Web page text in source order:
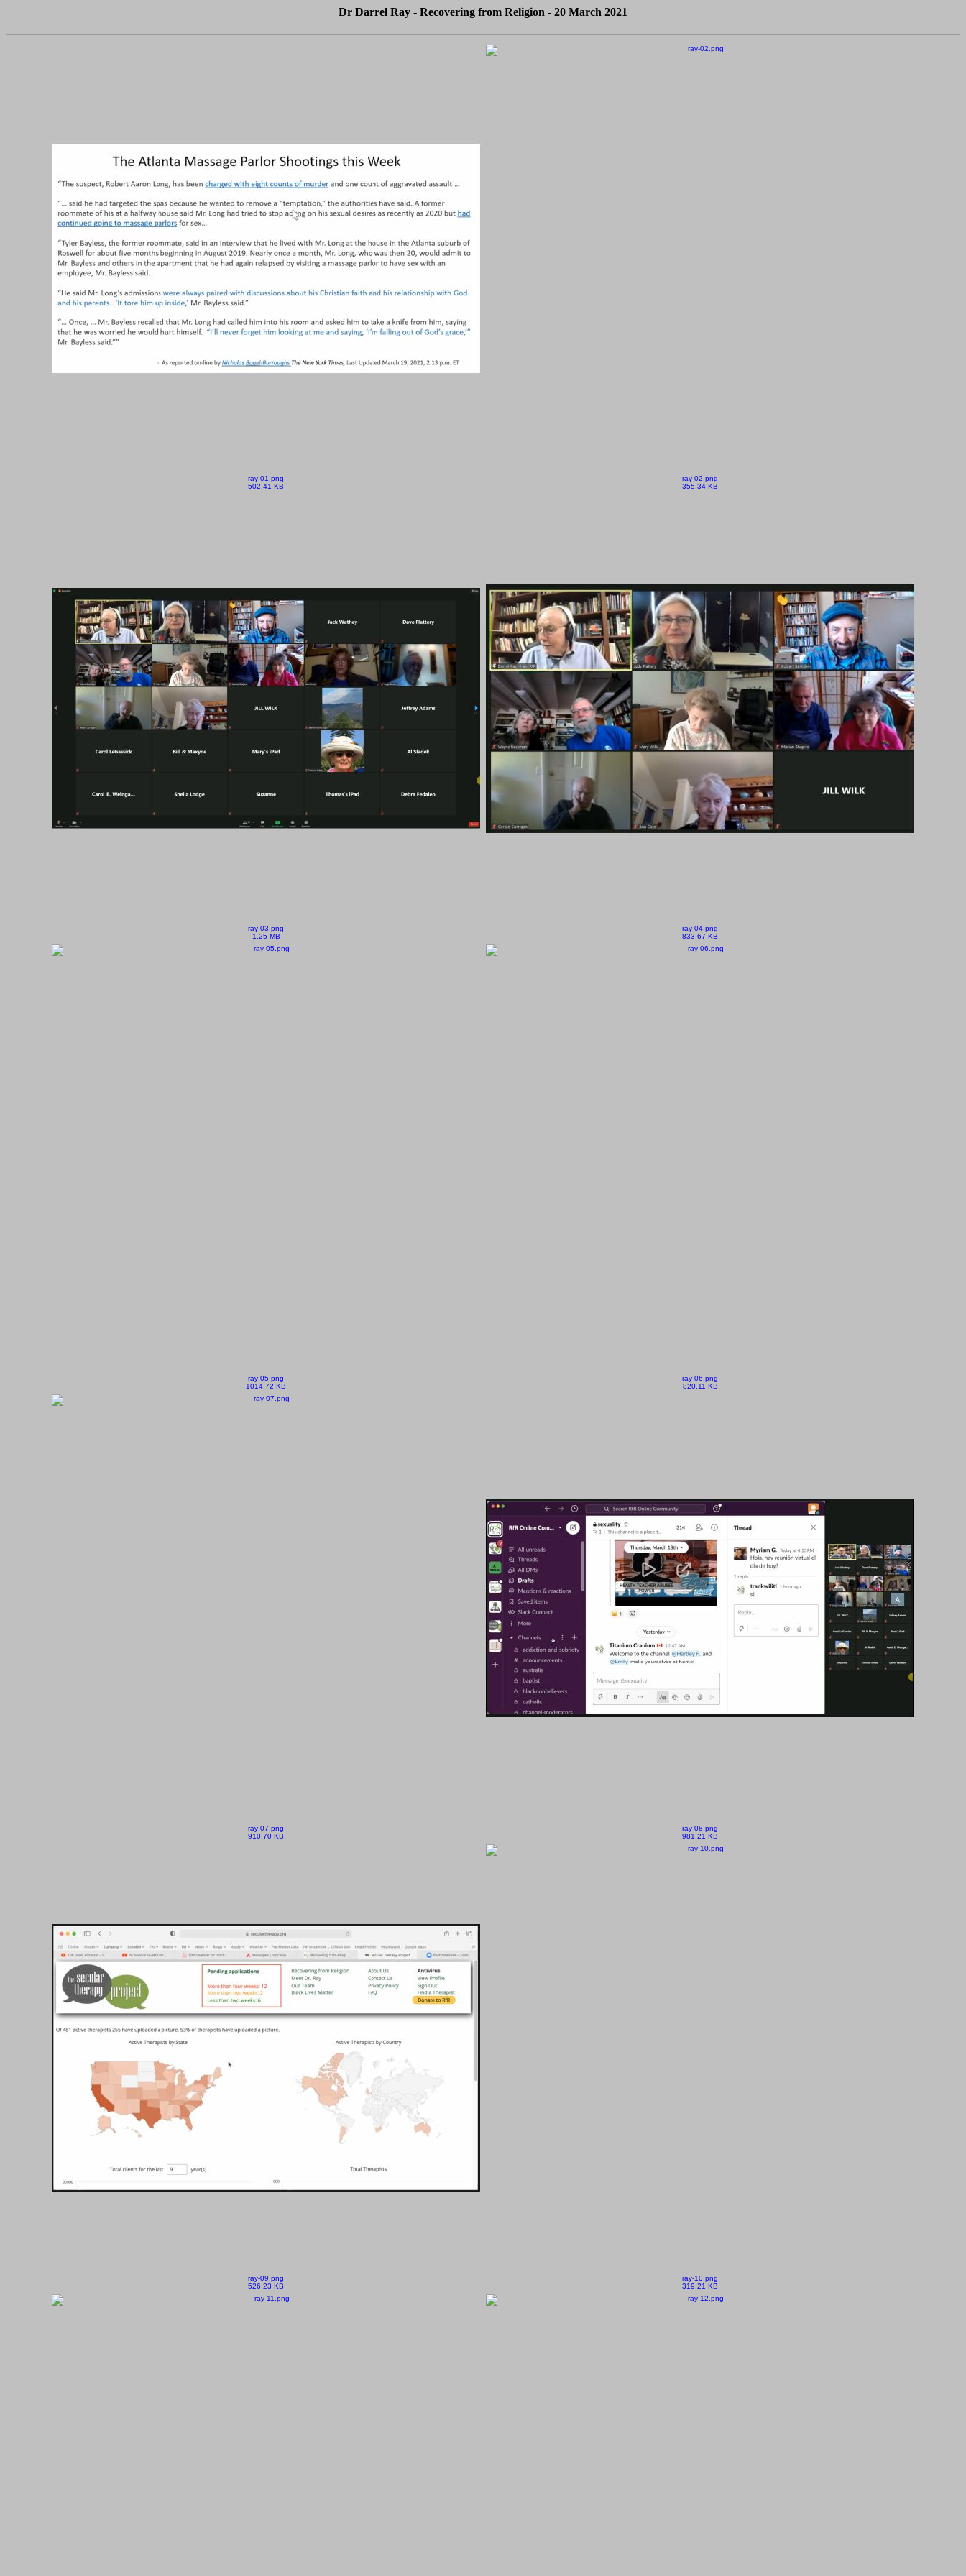
Dr Darrel Ray - Recovering from Religion - 20 March 2021
ray-01.png
502.41 KB
ray-02.png
355.34 KB
ray-03.png
1.25 MB
ray-04.png
833.67 KB
ray-05.png
1014.72 KB
ray-06.png
820.11 KB
ray-07.png
910.70 KB
ray-08.png
981.21 KB
ray-09.png
526.23 KB
ray-10.png
319.21 KB